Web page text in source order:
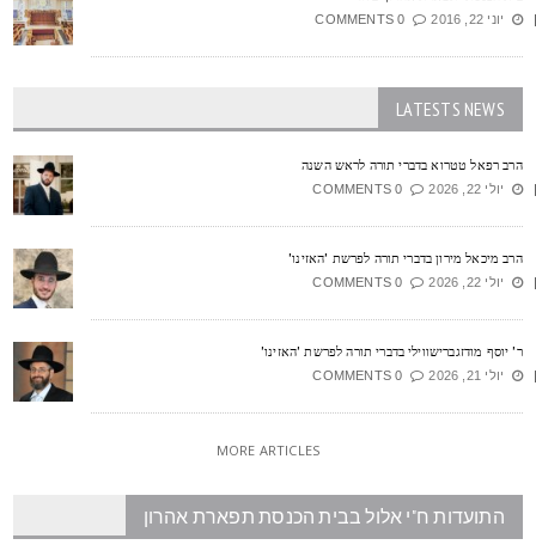
יוני 22, 2016 0 COMMENTS
LATESTS NEWS
רפאל טטרוא בדברי תורה לראש השנה
יולי 22, 2026 0 COMMENTS
מיכאל מירון בדברי תורה לפרשת 'האזינו'
יולי 22, 2026 0 COMMENTS
יוסף מודזגברישווילי בדברי תורה לפרשת 'האזינו'
יולי 21, 2026 0 COMMENTS
MORE ARTICLES
התועדות ח"י אלול בבית הכנסת תפארת אהרון